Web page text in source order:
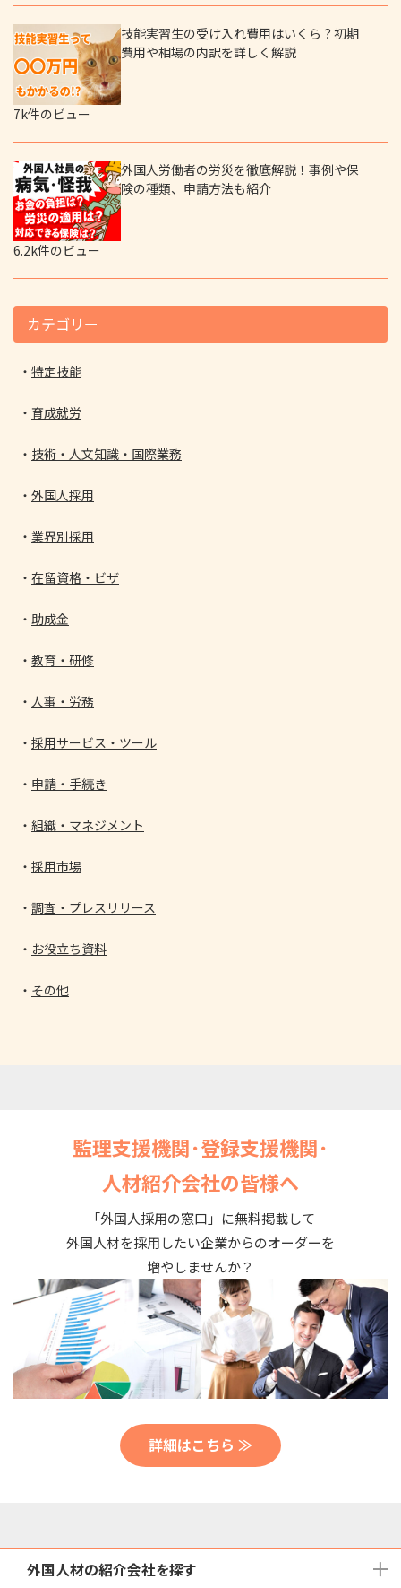
技能実習生の受け入れ費用はいくら？初期
費用や相場の内訳を詳しく解説
7k件のビュー
外国人労働者の労災を徹底解説！事例や保
険の種類、申請方法も紹介
6.2k件のビュー
カテゴリー
特定技能
育成就労
技術・人文知識・国際業務
外国人採用
業界別採用
在留資格・ビザ
助成金
教育・研修
人事・労務
採用サービス・ツール
申請・手続き
組織・マネジメント
採用市場
調査・プレスリリース
お役立ち資料
その他
監理支援機関･登録支援機関･
人材紹介会社の皆様へ
「外国人採用の窓口」に無料掲載して
外国人材を採用したい企業からのオーダーを
増やしませんか？
詳細はこちら ≫
外国人材の紹介会社を探す